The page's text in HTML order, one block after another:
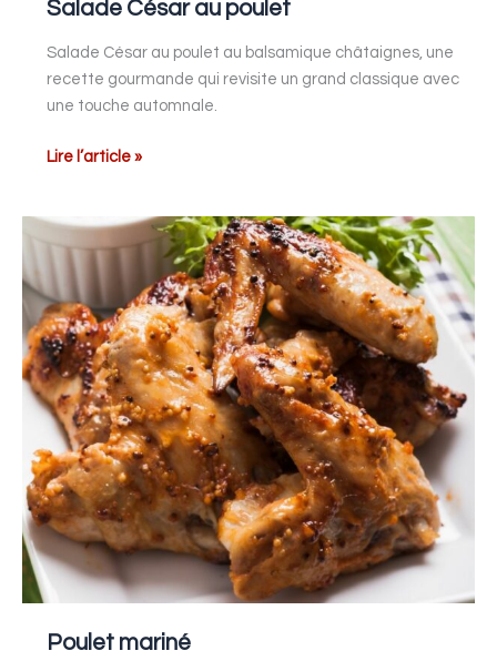
Salade César au poulet
Salade César au poulet au balsamique châtaignes, une
recette gourmande qui revisite un grand classique avec
une touche automnale.
Lire l’article »
Poulet mariné
Poulet